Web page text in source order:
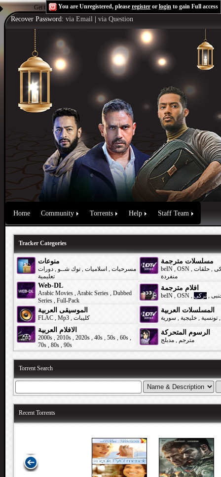
Get the Flash Playerto see this player.Shoutcast & Icecast Server
You are Unregistered, please register or login to gain Full access
Recover Password: via Email via Question
Home Community Torrents Help Staff Team
Tracker Categories
منوعات
مسرحيات , اسلاميات , توك شــو , دورات
تعليمية
مسلسلات مترجمة
beIN , OSN , , حلقات
منفردة
Web-DL
Arabic Movies ,Arabic Series , Dubbed
Series , Full-Pack
افلام مترجمة
beIN , OSN , , تركى
الموسيقى العربية
FLAC , Mp3 , كليبات
المسلسلات العربية
, تونسية , خليجية , سورية
الافلام العربية
2000s , 2010s , 2020s , 40s , 50s , 60s ,
70s , 80s , 90s
الرسوم المتحركة
مترجم , مدبلج
Torrent Search
Recent Torrents